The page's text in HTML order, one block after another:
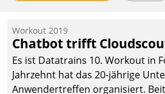
Workout 2019
Chatbot trifft
Es ist Datatrains 10. Workout in
Jahrzehnt hat das 20-jährige
Anwendertreffen organisiert.